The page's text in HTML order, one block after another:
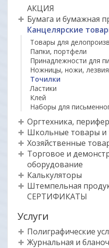
АКЦИЯ
Бумага и бумажная
Канцелярские
Товары для
Папки, портфели
Принадлежности для
Ножницы, ножи, лезвия
Точилки
Ластики
Клей
Наборы для
Оргтехника,
Школьные товары и
Хозяйственные
Торговое и
оборудование
Калькуляторы
Штемпельная
СЕРТИФИКАТЫ
Услуги
Полиграфические
Журнальная и